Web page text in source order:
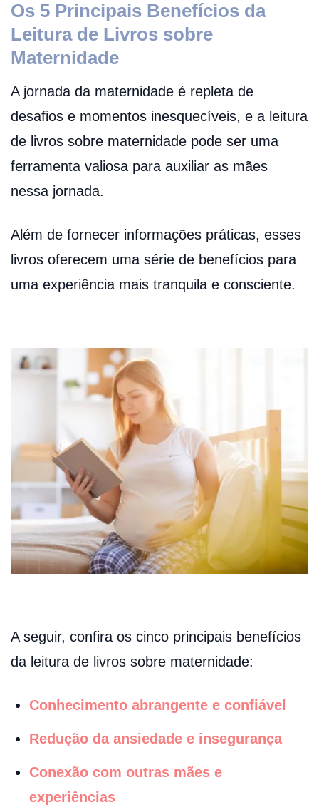
Os 5 Principais Benefícios da
Leitura de Livros sobre
Maternidade
A jornada da maternidade é repleta de
desafios e momentos inesquecíveis, e a leitura
de livros sobre maternidade pode ser uma
ferramenta valiosa para auxiliar as mães
nessa jornada.
Além de fornecer informações práticas, esses
livros oferecem uma série de benefícios para
uma experiência mais tranquila e consciente.
A seguir, confira os cinco principais benefícios
da leitura de livros sobre maternidade:
Conhecimento abrangente e confiável
Redução da ansiedade e insegurança
Conexão com outras mães e
experiências